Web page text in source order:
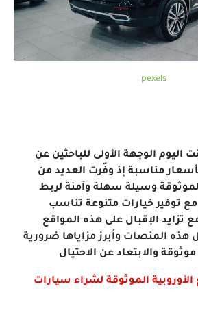
pexels
اليوم الوجهة الأولى للباحثين عن
مناسبة إذ وفّرت العديد من
وسيلة سهلة وآمنة لربط
مع توفير خيارات متنوعة تناسب
تزايد الإقبال على هذه المواقع
المنصات وأبرز مزاياها ضرورية
والابتعاد عن الاحتيال
الموثوقة لشراء سيارات